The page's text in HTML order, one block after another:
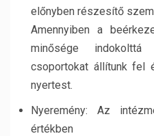
előnyben részesítő
Amennyiben a
minősége indokolttá
csoportokat állítunk fel
nyertest.
Nyeremény: Az
értékben